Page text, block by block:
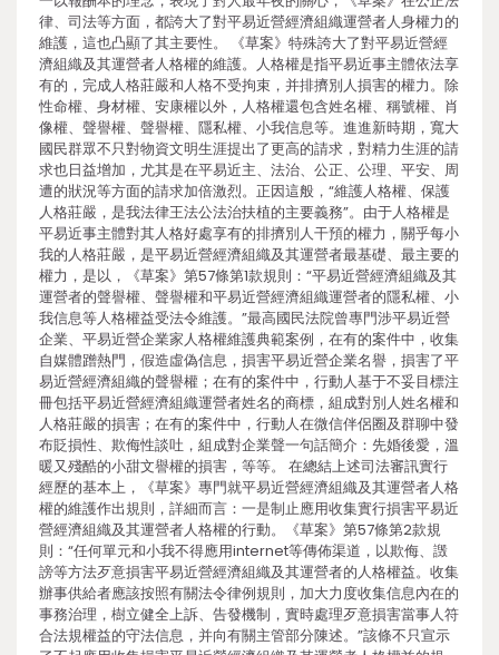
律、司法等方面，都誇大了對平易近營經濟組織運營者人身權力的
維護，這也凸顯了其主要性。 《草案》特殊誇大了對平易近營經
濟組織及其運營者人格權的維護。人格權是指平易近事主體依法享
有的，完成人格莊嚴和人格不受拘束，并排擠別人損害的權力。除
性命權、身材權、安康權以外，人格權還包含姓名權、稱號權、肖
像權、聲譽權、聲譽權、隱私權、小我信息等。進進新時期，寬大
國民群眾不只對物資文明生涯提出了更高的請求，對精力生涯的請
求也日益增加，尤其是在平易近主、法治、公正、公理、平安、周
遭的狀況等方面的請求加倍激烈。正因這般，“維護人格權、保護
人格莊嚴，是我法律王法公法治扶植的主要義務”。由于人格權是
平易近事主體對其人格好處享有的排擠別人干預的權力，關乎每小
我的人格莊嚴，是平易近營經濟組織及其運營者最基礎、最主要的
權力，是以，《草案》第57條第1款規則：“平易近營經濟組織及其
運營者的聲譽權、聲譽權和平易近營經濟組織運營者的隱私權、小
我信息等人格權益受法令維護。”最高國民法院曾專門涉平易近營
企業、平易近營企業家人格權維護典範案例，在有的案件中，收集
自媒體蹭熱門，假造虛偽信息，損害平易近營企業名譽，損害了平
易近營經濟組織的聲譽權；在有的案件中，行動人基于不妥目標注
冊包括平易近營經濟組織運營者姓名的商標，組成對別人姓名權和
人格莊嚴的損害；在有的案件中，行動人在微信伴侶圈及群聊中發
布貶損性、欺侮性談吐，組成對企業聲一句話簡介：先婚後愛，溫
暖又殘酷的小甜文譽權的損害，等等。 在總結上述司法審訊實行
經歷的基本上，《草案》專門就平易近營經濟組織及其運營者人格
權的維護作出規則，詳細而言：一是制止應用收集實行損害平易近
營經濟組織及其運營者人格權的行動。《草案》第57條第2款規
則：“任何單元和小我不得應用internet等傳佈渠道，以欺侮、譭
謗等方法歹意損害平易近營經濟組織及其運營者的人格權益。收集
辦事供給者應該按照有關法令律例規則，加大力度收集信息內在的
事務治理，樹立健全上訴、告發機制，實時處理歹意損害當事人符
合法規權益的守法信息，并向有關主管部分陳述。”該條不只宣示